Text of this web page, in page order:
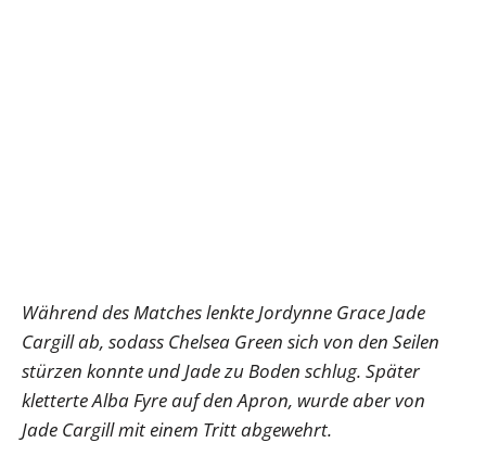
Während des Matches lenkte Jordynne Grace Jade
Cargill ab, sodass Chelsea Green sich von den Seilen
stürzen konnte und Jade zu Boden schlug. Später
kletterte Alba Fyre auf den Apron, wurde aber von
Jade Cargill mit einem Tritt abgewehrt.